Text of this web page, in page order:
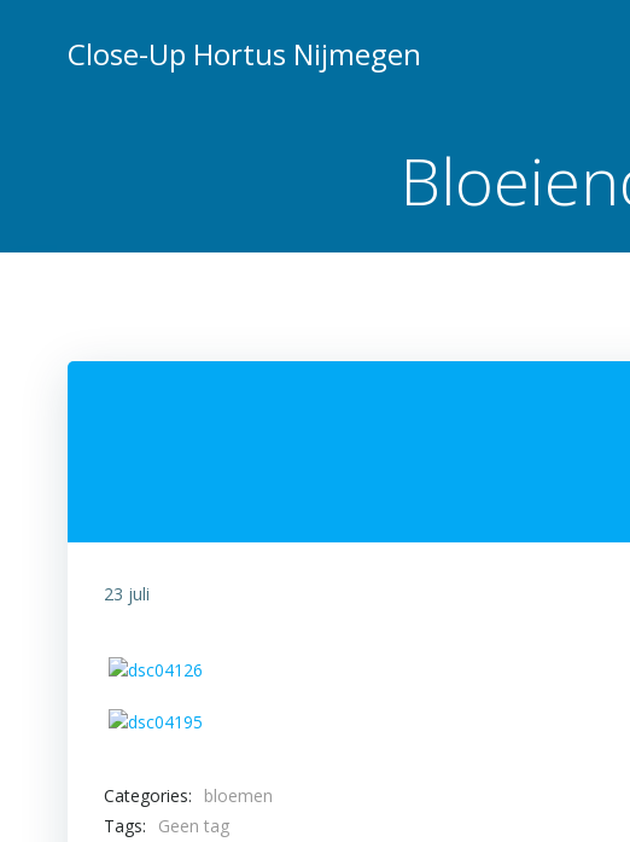
Close-Up Hortus Nijmegen
23 juli
Categories:
bloemen
Tags:
Geen tag